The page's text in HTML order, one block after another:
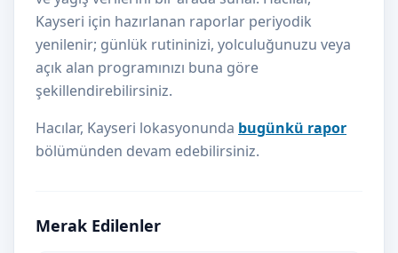
Kayseri için hazırlanan raporlar periyodik
yenilenir; günlük rutininizi, yolculuğunuzu veya
açık alan programınızı buna göre
şekillendirebilirsiniz.
Hacılar, Kayseri lokasyonunda bugünkü rapor
bölümünden devam edebilirsiniz.
Merak Edilenler